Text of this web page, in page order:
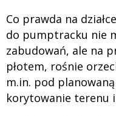
Co prawda na
do pumptracku nie
zabudowań, ale na
płotem, rośnie
m.in. pod
korytowanie terenu